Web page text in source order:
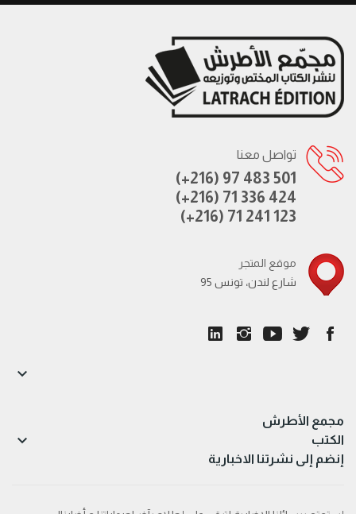
تواصل معنا
(+216) 97 483 501
(+216) 71 336 424
(+216) 71 241 123
موقع المتجر
95 شارع لندن، تونس
مجمع الأطرش

الكتب 
إنضم إلى نشرتنا الاخبارية